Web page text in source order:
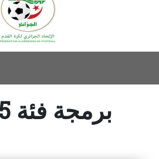
برمجة فئة 15 و 17